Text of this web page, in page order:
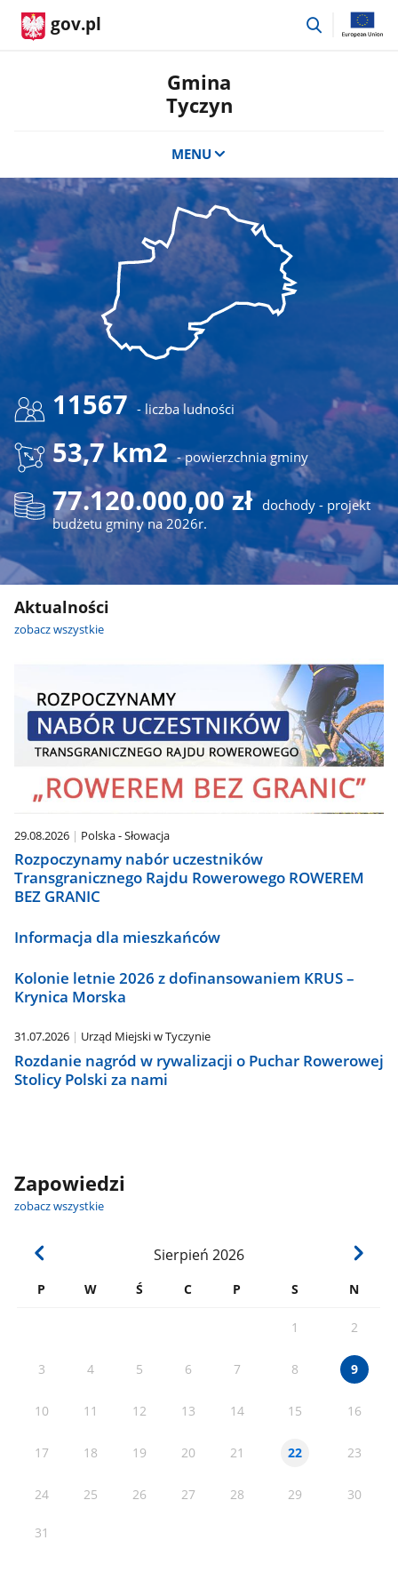
gov.pl
przejdź
Gmina
Tyczyn
MENU
11567 - liczba ludności
53,7 km2 - powierzchnia gminy
77.120.000,00 zł dochody - projekt
budżetu gminy na 2026r.
Aktualności
zobacz wszystkie
29.08.2026 Polska - Słowacja
Rozpoczynamy nabór uczestników
Transgranicznego Rajdu Rowerowego ROWEREM
BEZ GRANIC
Informacja dla mieszkańców
Kolonie letnie 2026 z dofinansowaniem KRUS –
Krynica Morska
31.07.2026 Urząd Miejski w Tyczynie
Rozdanie nagród w rywalizacji o Puchar Rowerowej
Stolicy Polski za nami
Zapowiedzi
zobacz wszystkie
Sierpień 2026
P W Ś C P S N
1 2
3 4 5 6 7 8 9
10 11 12 13 14 15 16
17 18 19 20 21 22 23
24 25 26 27 28 29 30
31